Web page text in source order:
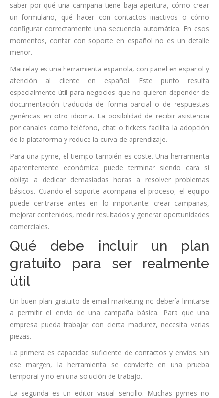
saber por qué una campaña tiene baja apertura, cómo crear
un formulario, qué hacer con contactos inactivos o cómo
configurar correctamente una secuencia automática. En esos
momentos, contar con soporte en español no es un detalle
menor.
Mailrelay es una herramienta española, con panel en español y
atención al cliente en español. Este punto resulta
especialmente útil para negocios que no quieren depender de
documentación traducida de forma parcial o de respuestas
genéricas en otro idioma. La posibilidad de recibir asistencia
por canales como teléfono, chat o tickets facilita la adopción
de la plataforma y reduce la curva de aprendizaje.
Para una pyme, el tiempo también es coste. Una herramienta
aparentemente económica puede terminar siendo cara si
obliga a dedicar demasiadas horas a resolver problemas
básicos. Cuando el soporte acompaña el proceso, el equipo
puede centrarse antes en lo importante: crear campañas,
mejorar contenidos, medir resultados y generar oportunidades
comerciales.
Qué debe incluir un plan
gratuito para ser realmente
útil
Un buen plan gratuito de email marketing no debería limitarse
a permitir el envío de una campaña básica. Para que una
empresa pueda trabajar con cierta madurez, necesita varias
piezas.
La primera es capacidad suficiente de contactos y envíos. Sin
ese margen, la herramienta se convierte en una prueba
temporal y no en una solución de trabajo.
La segunda es un editor visual sencillo. Muchas pymes no